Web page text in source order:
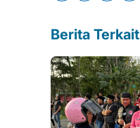
Berita Terkait